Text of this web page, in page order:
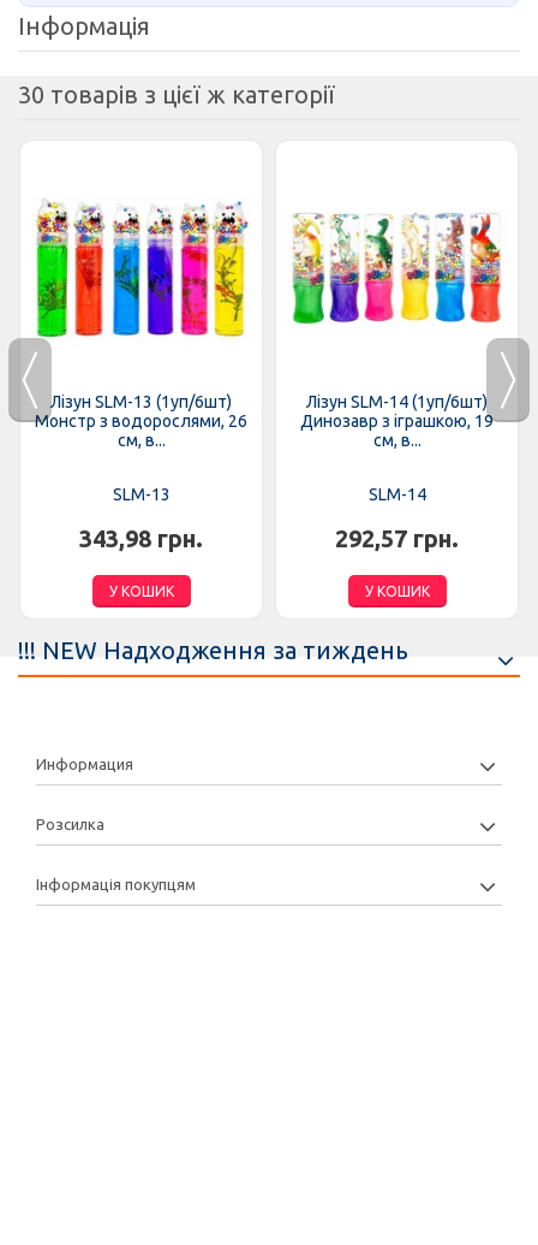
Інформація
30 товарів з цієї ж категорії
Лізун SLM-13 (1уп/6шт)
Монстр з водорослями, 26
см, в...
SLM-13
343,98 грн.
У КОШИК
Лізун SLM-14 (1уп/6шт)
Динозавр з іграшкою, 19
см, в...
SLM-14
292,57 грн.
У КОШИК
!!! NEW Надходження за тиждень
Информация
Розсилка
Інформація покупцям